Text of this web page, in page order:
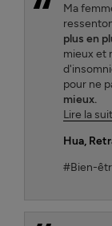
Ma
plus en
mieux et
pour ne
mieux.
Lire la
Hua,
#Bien-